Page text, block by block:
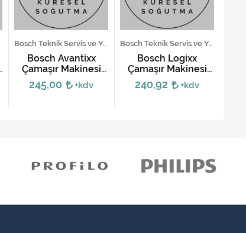
Bosch Teknik Servis ve Yedek Parça Hizmetleri
Bosch Avantixx
Çamaşır Makinesi
Körüğü - Işıklı
245,00 +kdv
Bosch Teknik Servis ve Yedek Parça Hizmetleri
Bosch Logixx
Çamaşır Makinesi
Körüğü - Işıklı
240,92 +kdv